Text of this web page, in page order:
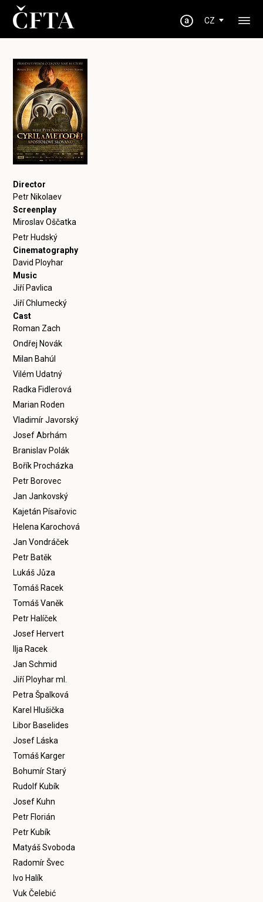
CZ
Director
Petr Nikolaev
Screenplay
Miroslav Oščatka
Petr Hudský
Cinematography
David Ployhar
Music
Jiří Pavlica
Jiří Chlumecký
Cast
Roman Zach
Ondřej Novák
Milan Bahúl
Vilém Udatný
Radka Fidlerová
Marian Roden
Vladimír Javorský
Josef Abrhám
Branislav Polák
Bořík Procházka
Petr Borovec
Jan Jankovský
Kajetán Písařovic
Helena Karochová
Jan Vondráček
Petr Batěk
Lukáš Jůza
Tomáš Racek
Tomáš Vaněk
Petr Halíček
Josef Hervert
Ilja Racek
Jan Schmid
Jiří Ployhar ml.
Petra Špalková
Karel Hlušička
Libor Baselides
Josef Láska
Tomáš Karger
Bohumír Starý
Rudolf Kubík
Josef Kuhn
Petr Florián
Petr Kubík
Matyáš Svoboda
Radomír Švec
Ivo Halík
Vuk Čelebić